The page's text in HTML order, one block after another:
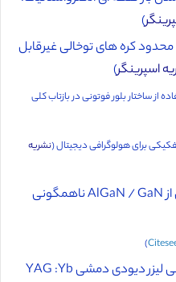
)
کره های توخالی غیرقابل
اسپرینگر)
از ساختار بلور فوتونی در بازتاب کلی
برای هولوگرافی دیجیتال (نشریه
محاسبات زیرباند خود سازگاری از AlGaN / GaN ناهمگونی
)
بررسی مدل سازی نظری و تجربی لیزر دیودی دمشی YAG :Yb